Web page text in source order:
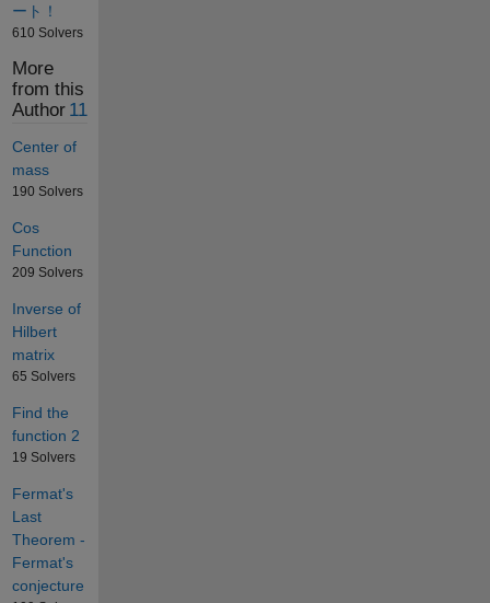
ート！
610 Solvers
More
from this
Author 11
Center of
mass
190 Solvers
Cos
Function
209 Solvers
Inverse of
Hilbert
matrix
65 Solvers
Find the
function 2
19 Solvers
Fermat's
Last
Theorem -
Fermat's
conjecture